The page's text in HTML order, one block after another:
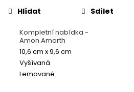
Kompletní nabídka -
Amon Amarth
10,6 cm x 9,6 cm
Vyšívaná
Lemované
Hlídat Sdílet